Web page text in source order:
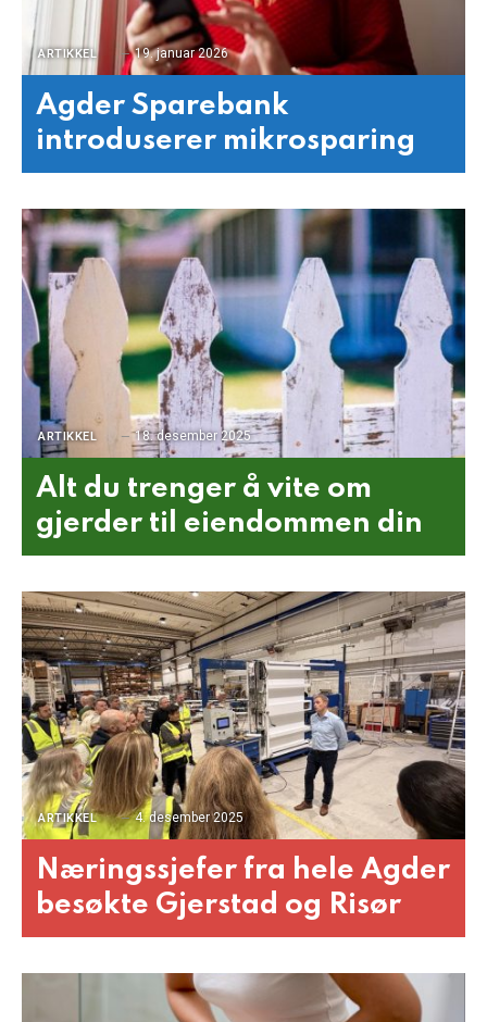
ARTIKKEL 19. januar 2026
Agder Sparebank
introduserer mikrosparing
ARTIKKEL 18. desember 2025
Alt du trenger å vite om
gjerder til eiendommen din
ARTIKKEL 4. desember 2025
Næringssjefer fra hele Agder
besøkte Gjerstad og Risør